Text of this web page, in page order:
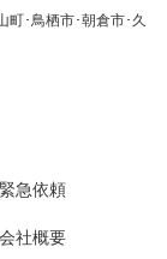
町･鳥栖市･朝倉市･久
緊急依頼
会社概要